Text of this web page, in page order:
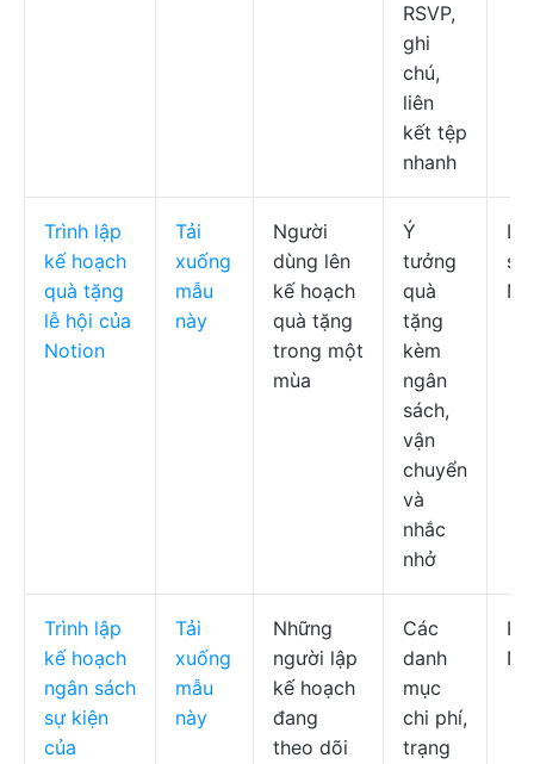
RSVP,
ghi
chú,
liên
kết tệp
nhanh
Trình lập
kế hoạch
quà tặng
lễ hội của
Notion
Tải
xuống
mẫu
này
Người
dùng lên
kế hoạch
quà tặng
trong một
mùa
Ý
tưởng
quà
tặng
kèm
ngân
sách,
vận
chuyển
và
nhắc
nhở
Trình lập
kế hoạch
ngân sách
sự kiện
của
Tải
xuống
mẫu
này
Những
người lập
kế hoạch
đang
theo dõi
Các
danh
mục
chi phí,
trạng